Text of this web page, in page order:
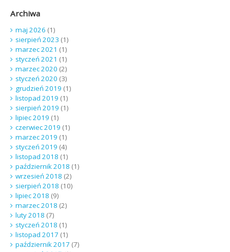
Archiwa
maj 2026 (1)
sierpień 2023 (1)
marzec 2021 (1)
styczeń 2021 (1)
marzec 2020 (2)
styczeń 2020 (3)
grudzień 2019 (1)
listopad 2019 (1)
sierpień 2019 (1)
lipiec 2019 (1)
czerwiec 2019 (1)
marzec 2019 (1)
styczeń 2019 (4)
listopad 2018 (1)
październik 2018 (1)
wrzesień 2018 (2)
sierpień 2018 (10)
lipiec 2018 (9)
marzec 2018 (2)
luty 2018 (7)
styczeń 2018 (1)
listopad 2017 (1)
październik 2017 (7)